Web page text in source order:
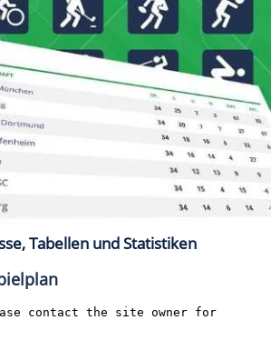
Tabellen und Statistiken